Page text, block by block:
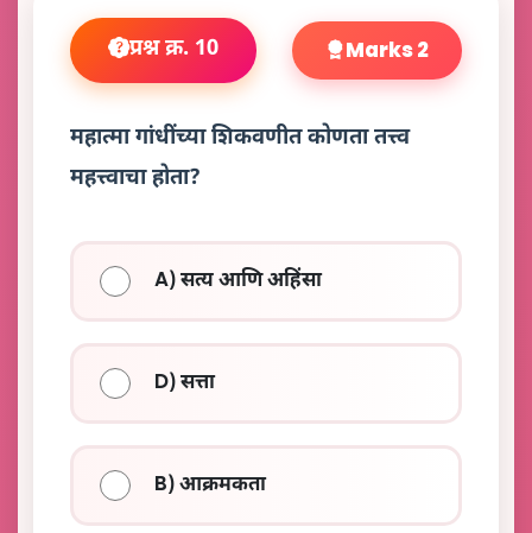
प्रश्न क्र. 10 Marks 2
महात्मा गांधींच्या शिकवणीत कोणता तत्त्व
महत्त्वाचा होता?
A) सत्य आणि अहिंसा
D) सत्ता
B) आक्रमकता